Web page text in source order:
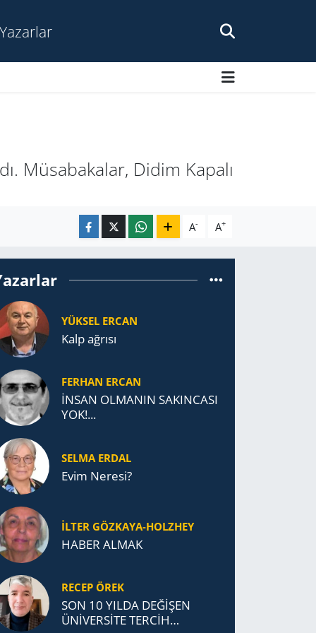
Yazarlar
Müsabakalar, Didim Kapalı
A- A+
YÜKSEL ERCAN
Kalp ağrısı
FERHAN ERCAN
İNSAN OLMANIN SAKINCASI
YOK!...
SELMA ERDAL
Evim Neresi?
İLTER GÖZKAYA-HOLZHEY
HABER ALMAK
RECEP ÖREK
SON 10 YILDA DEĞİŞEN
ÜNİVERSİTE TERCİH